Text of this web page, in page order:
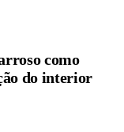
como
do interior